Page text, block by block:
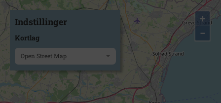
+
−
Indstillinger
Kortlag
Open Street Map